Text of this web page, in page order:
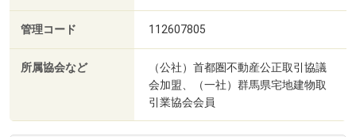
管理コード 112607805
所属協会など
（公社）首都圏不動産公正取引協議
会加盟、（一社）群馬県宅地建物取
引業協会会員